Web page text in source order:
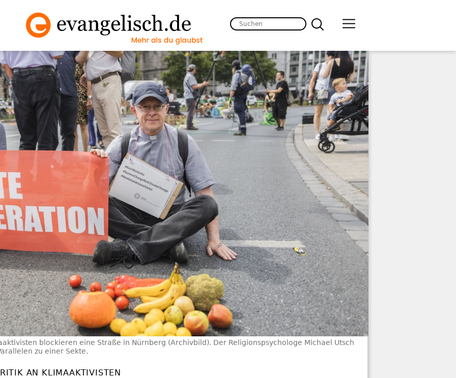
blockieren eine Straße in Nürnberg (Archivbild). Der Religionspsychologe Michael Utsch
zu einer Sekte.
AN KLIMAAKTIVISTEN